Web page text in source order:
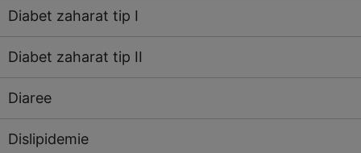
Diabet zaharat tip I
Diabet zaharat tip II
Diaree
Dislipidemie